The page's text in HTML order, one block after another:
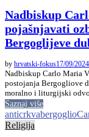
Nadbiskup
pojašnjavati
Bergoglijeve
by hrvatski-fokus17/09/2024
Nadbiskup Carlo Maria
postojanja Bergogliove
moralno i liturgijski
Saznaj više
anticrkvabergoglio
Religija